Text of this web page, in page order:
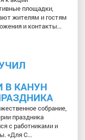
площадки,
жителям и гостям
и контакты...
В КАНУН
собрание,
праздника
с работниками и
«Для С...